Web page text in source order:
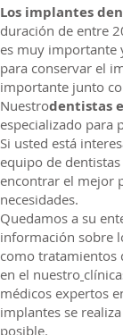
Los implantes
duración de entre
es muy importante
para conservar el
importante junto
Nuestrodentistas
especializado para
Si usted está
equipo de
encontrar el mejor
necesidades.
Quedamos a su
información sobre
como tratamientos
en el nuestro
médicos expertos
implantes se
posible.